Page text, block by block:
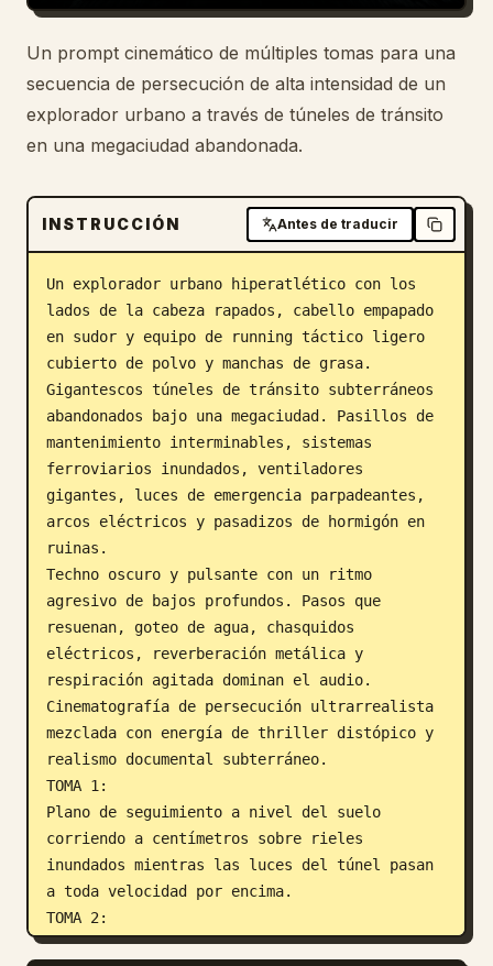
Blog
Actualizaciones
Un prompt cinemático de múltiples tomas para una
secuencia de persecución de alta intensidad de un
explorador urbano a través de túneles de tránsito
en una megaciudad abandonada.
INSTRUCCIÓN Antes de traducir
Un explorador urbano hiperatlético con los
lados de la cabeza rapados, cabello empapado
en sudor y equipo de running táctico ligero
cubierto de polvo y manchas de grasa.
Gigantescos túneles de tránsito subterráneos
abandonados bajo una megaciudad. Pasillos de
mantenimiento interminables, sistemas
ferroviarios inundados, ventiladores
gigantes, luces de emergencia parpadeantes,
arcos eléctricos y pasadizos de hormigón en
ruinas.
Techno oscuro y pulsante con un ritmo
agresivo de bajos profundos. Pasos que
resuenan, goteo de agua, chasquidos
eléctricos, reverberación metálica y
respiración agitada dominan el audio.
Cinematografía de persecución ultrarrealista
mezclada con energía de thriller distópico y
realismo documental subterráneo.
TOMA 1:
Plano de seguimiento a nivel del suelo
corriendo a centímetros sobre rieles
inundados mientras las luces del túnel pasan
a toda velocidad por encima.
TOMA 2:
Whip pan hacia un peligroso Slides por debajo